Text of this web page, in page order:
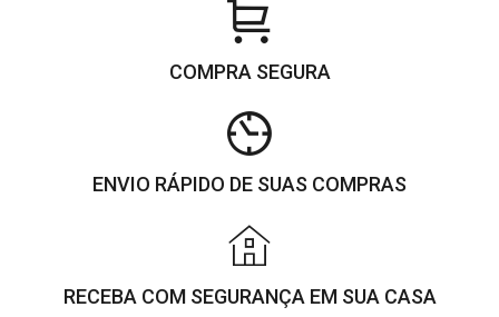
COMPRA SEGURA
ENVIO RÁPIDO DE SUAS COMPRAS
RECEBA COM SEGURANÇA EM SUA CASA